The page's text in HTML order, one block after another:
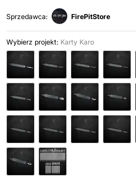
Sprzedawca: FirePitStore
Wybierz projekt: Karty Karo